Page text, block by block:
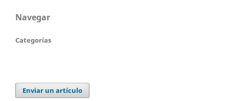
Navegar
Categorías
Enviar un artículo